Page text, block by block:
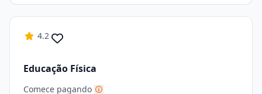
4.2
Educação Física
Comece pagando